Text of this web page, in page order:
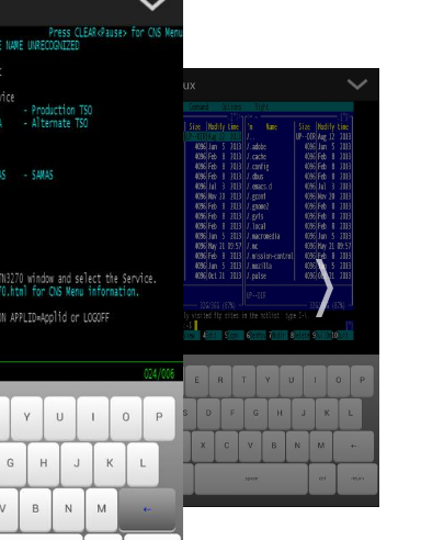
C01、3151、3101
、925、950
。有关更多信息，屏幕截图和完整文